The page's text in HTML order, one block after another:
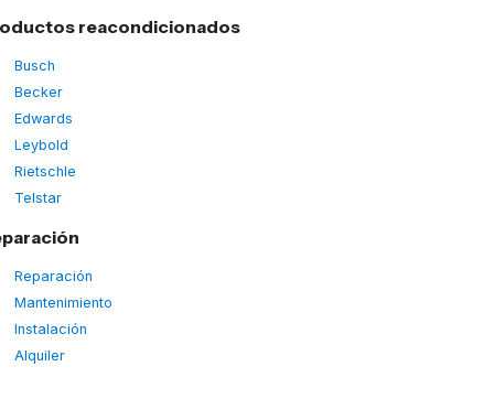
reacondicionados
Busch
Becker
Edwards
Leybold
Rietschle
Telstar
Reparación
Mantenimiento
Instalación
Alquiler